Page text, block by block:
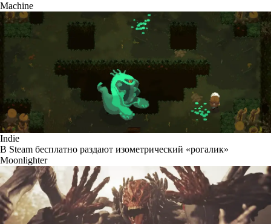
Machine
Indie
В Steam бесплатно раздают изометрический «рогалик»
Moonlighter